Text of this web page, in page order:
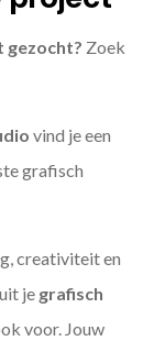
gezocht? Zoek
vind je een
grafisch
creativiteit en
je grafisch
voor. Jouw